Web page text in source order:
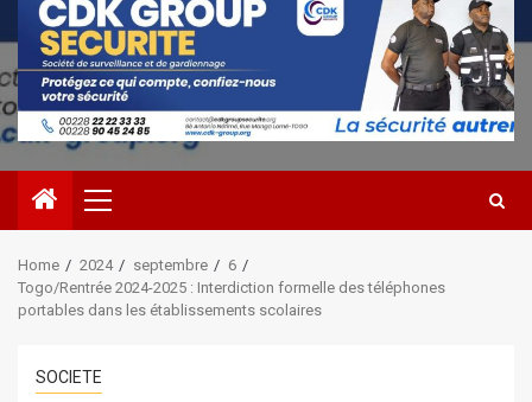
Primary
Menu
Home 2024 septembre
6
Togo/Rentrée 2024-2025 : Interdiction formelle des téléphones
portables dans les établissements scolaires
SOCIETE